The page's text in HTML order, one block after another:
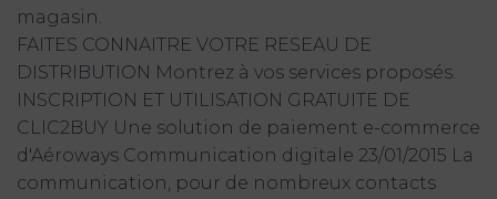
magasin.
FAITES CONNAITRE VOTRE RESEAU DE
DISTRIBUTION Montrez à vos services proposés.
INSCRIPTION ET UTILISATION GRATUITE DE
CLIC2BUY Une solution de paiement e-commerce
d'Aéroways Communication digitale 23/01/2015 La
communication, pour de nombreux contacts